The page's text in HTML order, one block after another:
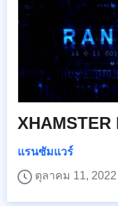
แรนซัมแวร์
ตุลาคม 11, 2022